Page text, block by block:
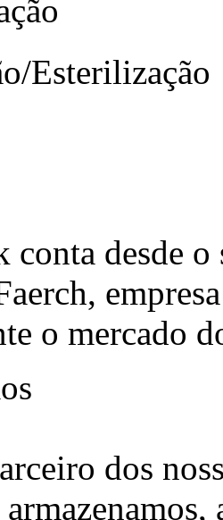
Esterilização
conta desde
o mercado
dos